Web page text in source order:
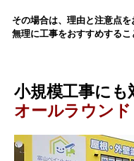
その場合は、理由と注意点を
無理に工事をおすすめするこ
小規模工事にも
オールラウンド